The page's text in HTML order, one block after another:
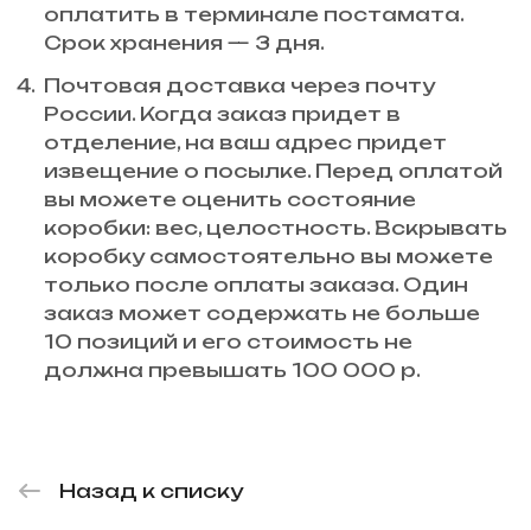
оплатить в терминале постамата.
Срок хранения — 3 дня.
Почтовая доставка через почту
России. Когда заказ придет в
отделение, на ваш адрес придет
извещение о посылке. Перед оплатой
вы можете оценить состояние
коробки: вес, целостность. Вскрывать
коробку самостоятельно вы можете
только после оплаты заказа. Один
заказ может содержать не больше
10 позиций и его стоимость не
должна превышать 100 000 р.
Назад к списку